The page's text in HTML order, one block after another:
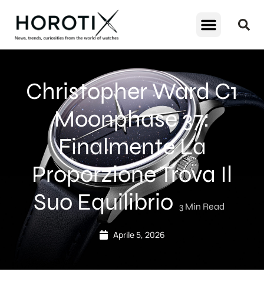
Christopher Ward C1
Moonphase 37:
Finalmente La
Proporzione Trova Il
Suo Equilibrio 3 Min Read
Aprile 5, 2026